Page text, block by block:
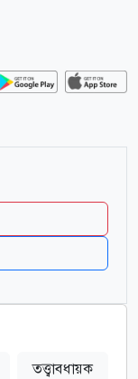
তত্ত্বাবধায়ক